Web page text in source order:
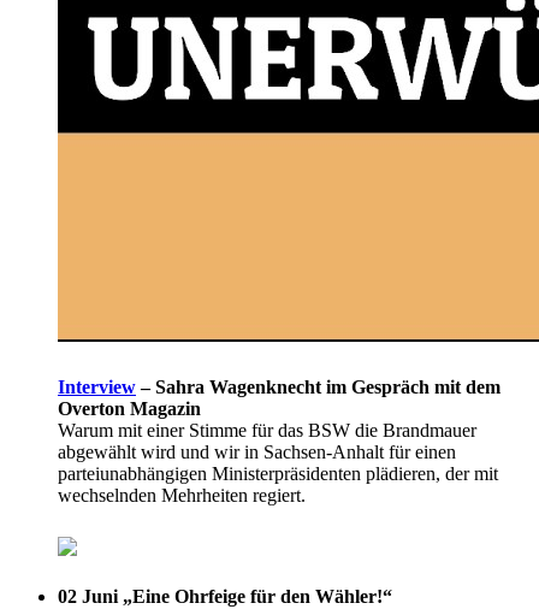
Interview– Sahra Wagenknecht im Gespräch mit dem
Overton Magazin
Warum mit einer Stimme für das BSW die Brandmauer
abgewählt wird und wir in Sachsen-Anhalt für einen
parteiunabhängigen Ministerpräsidenten plädieren, der mit
wechselnden Mehrheiten regiert.
02 Juni„Eine Ohrfeige für den Wähler!“